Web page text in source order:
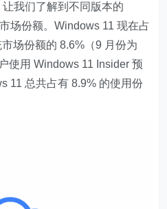
我们了解到不同版本的
场份额。Windows 11 现在占
场份额的 8.6%（9 月份为
使用 Windows 11 Insider 预
11 总共占有 8.9% 的使用份